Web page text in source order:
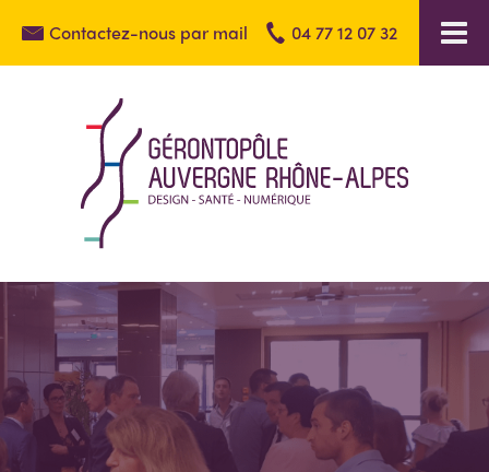
Contactez-nous par mail 04 77 12 07 32